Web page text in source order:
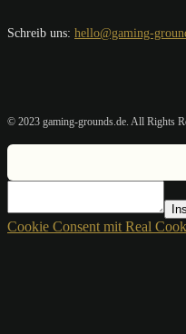
Schreib uns: hello@gaming-
© 2023 gaming-grounds.de. All Rights
Cookie Consent mit Real